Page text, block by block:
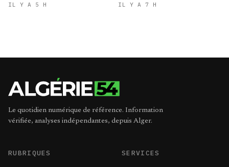
qualification historique au
IL Y A 5 H
IL Y A 7 H
Le quotidien numérique de référence. Information
vérifiée, analyses indépendantes, depuis Alger.
RUBRIQUES SERVICES